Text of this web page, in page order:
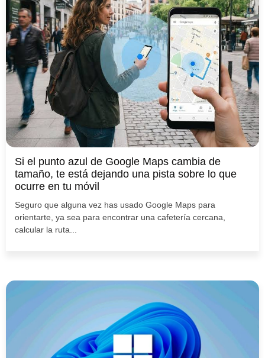
Si el punto azul de Google Maps cambia de
tamaño, te está dejando una pista sobre lo que
ocurre en tu móvil
Seguro que alguna vez has usado Google Maps para
orientarte, ya sea para encontrar una cafetería cercana,
calcular la ruta...